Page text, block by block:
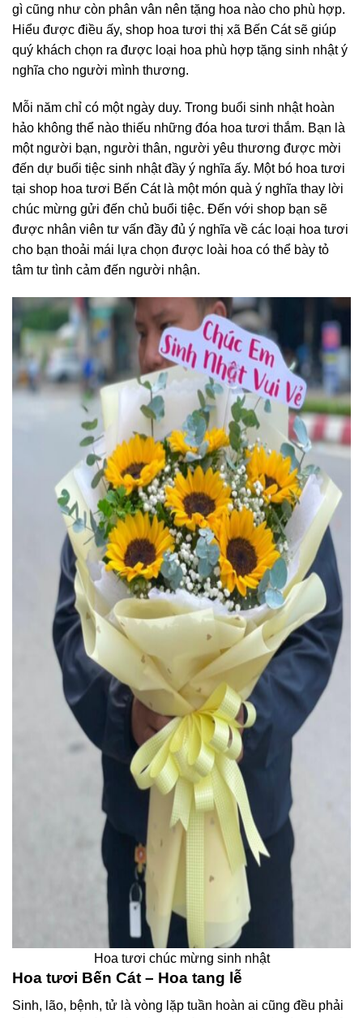
gì cũng như còn phân vân nên tặng hoa nào cho phù hợp.
Hiểu được điều ấy, shop hoa tươi thị xã Bến Cát sẽ giúp
quý khách chọn ra được loại hoa phù hợp tặng sinh nhật ý
nghĩa cho người mình thương.
Mỗi năm chỉ có một ngày duy. Trong buổi sinh nhật hoàn
hảo không thể nào thiếu những đóa hoa tươi thắm. Bạn là
một người bạn, người thân, người yêu thương được mời
đến dự buổi tiệc sinh nhật đầy ý nghĩa ấy. Một bó hoa tươi
tại shop hoa tươi Bến Cát là một món quà ý nghĩa thay lời
chúc mừng gửi đến chủ buổi tiệc. Đến với shop bạn sẽ
được nhân viên tư vấn đầy đủ ý nghĩa về các loại hoa tươi
cho bạn thoải mái lựa chọn được loài hoa có thể bày tỏ
tâm tư tình cảm đến người nhận.
Hoa tươi chúc mừng sinh nhật
Hoa tươi Bến Cát – Hoa tang lễ
Sinh, lão, bệnh, tử là vòng lặp tuần hoàn ai cũng đều phải